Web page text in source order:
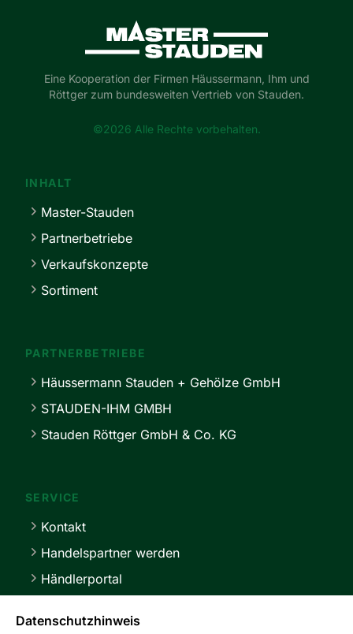
Master-Stauden
Eine Kooperation der Firmen Häussermann, Ihm und
Röttger zum bundesweiten Vertrieb von Stauden.
©2026 Alle Rechte vorbehalten.
INHALT
Master-Stauden
Partnerbetriebe
Verkaufskonzepte
Sortiment
PARTNERBETRIEBE
Häussermann Stauden + Gehölze GmbH
STAUDEN-IHM GMBH
Stauden Röttger GmbH & Co. KG
SERVICE
Kontakt
Handelspartner werden
Händlerportal
Datenschutzhinweis